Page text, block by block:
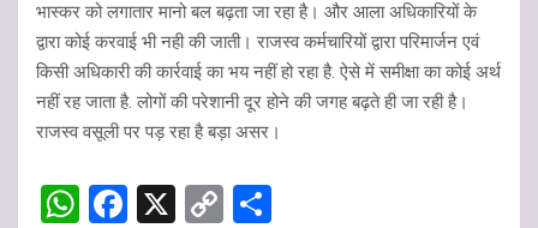
भास्कर को लगातार मानो बल बढ़ता जा रहा है। और आला अधिकारियों के
द्वारा कोई करवाई भी नही की जाती। राजस्व कर्मचारियों द्वारा परिमार्जन एवं
किसी अधिकारी की कार्रवाई का भय नहीं हो रहा है. ऐसे में समीक्षा का कोई अर्थ
नहीं रह जाता है. लोगों की परेशानी दूर होने की जगह बढ़ते ही जा रही है।
राजस्व वसूली पर पड़ रहा है बड़ा असर।
W F
X
C